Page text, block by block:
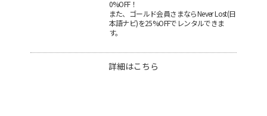
0%OFF！
また、ゴールド会員さまならNever Lost(日
本語ナビ)を25%OFFでレンタルできま
す。
詳細はこちら